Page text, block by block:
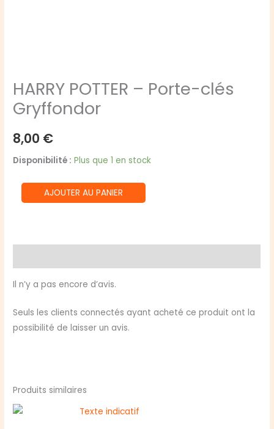
HARRY POTTER – Porte-clés
Gryffondor
8,00 €
Disponibilité : Plus que 1 en stock
quantité
de
Porte-
clés
AJOUTER AU PANIER
Il n’y a pas encore d’avis.
Seuls les clients connectés ayant acheté ce produit ont la
possibilité de laisser un avis.
Produits similaires